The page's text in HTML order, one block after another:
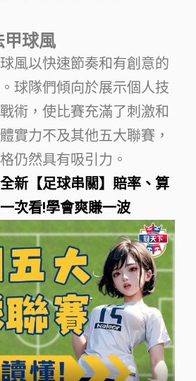
甲球風
風以快速節奏和有創意的
球隊們傾向於展示個人技
術，使比賽充滿了刺激和
實力不及其他五大聯賽，
仍然具有吸引力。
全新【足球串關】賠率、算
次看!學會爽賺一波